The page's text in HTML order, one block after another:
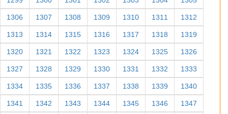
1306 1307 1308 1309 1310 1311 1312
1313 1314 1315 1316 1317 1318 1319
1320 1321 1322 1323 1324 1325 1326
1327 1328 1329 1330 1331 1332 1333
1334 1335 1336 1337 1338 1339 1340
1341 1342 1343 1344 1345 1346 1347